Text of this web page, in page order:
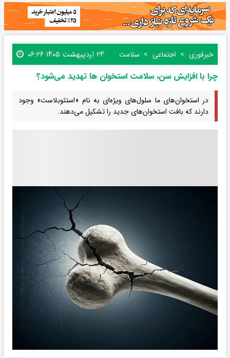
خبرفوری اجتماعی سلامت ۲۴ اردیبهشت ۱۴۰۵ ۰۶:۲۶
چرا با افزایش سن، سلامت استخوان ها تهدید می‌شود؟
در استخوان‌های ما سلول‌های ویژه‌ای به نام «استئوبلاست» وجود
دارند که بافت استخوان‌های جدید را تشکیل می‌دهند.